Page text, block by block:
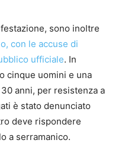
sono inoltre
con le accuse di
ufficiale. In
cinque uomini e una
anni, per resistenza a
è stato denunciato
deve rispondere
a serramanico.